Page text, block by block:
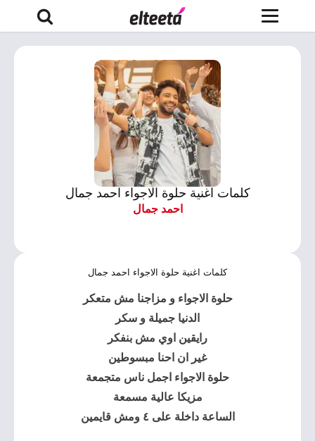
كلمات اغنية حلوة الاجواء احمد جمال
احمد جمال
كلمات اغنية حلوة الاجواء احمد جمال
حلوة الاجواء و مزاجنا مش متعكر
الدنيا جميلة و سكر
رايقين اوي مش بنفكر
غير ان احنا مبسوطين
حلوة الاجواء اجمل ناس متجمعة
مزيكا عالية مسمعة
الساعة داخلة على ٤ ومش قايمين